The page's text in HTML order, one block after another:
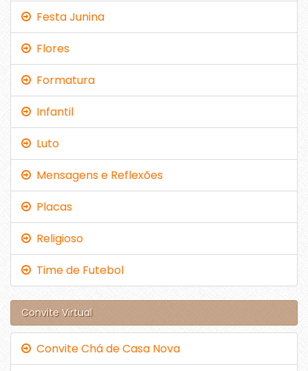
Festa Junina
Flores
Formatura
Infantil
Luto
Mensagens e Reflexões
Placas
Religioso
Time de Futebol
Convite Virtual
Convite Chá de Casa Nova